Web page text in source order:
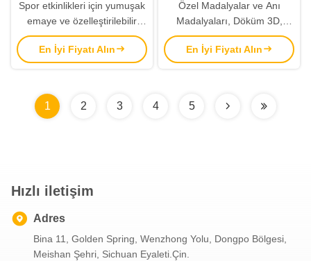
Spor etkinlikleri için yumuşak
emaye ve özelleştirilebilir
kurdele ile özel Die Cast 3D
Ödül Madalyası
En İyi Fiyatı Alın
Özel Madalyalar ve Anı
Madalyaları, Döküm 3D,
Yumuşak Emaye Kaplama ve
Özelleştirilebilir Tasarım
En İyi Fiyatı Alın
1 2 3 4 5
Hızlı iletişim
Adres
Bina 11, Golden Spring, Wenzhong Yolu, Dongpo Bölgesi,
Meishan Şehri, Sichuan Eyaleti.Çin.